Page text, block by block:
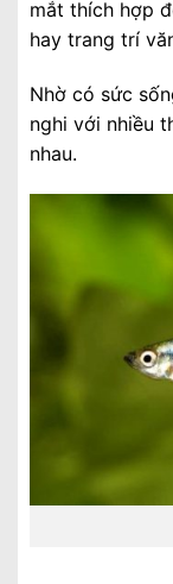
mắt thích hợp
hay trang trí
Nhờ có sức
nghi với nhiều
nhau.